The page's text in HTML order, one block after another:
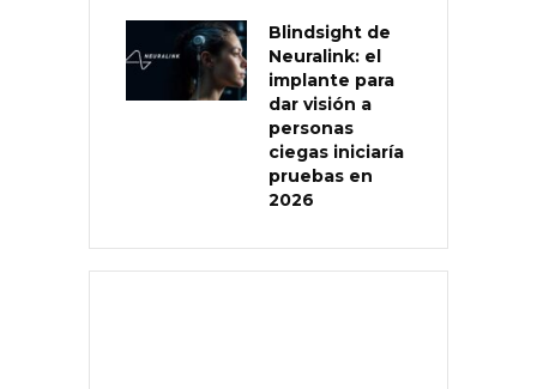
Blindsight de
Neuralink: el
implante para
dar visión a
personas
ciegas iniciaría
pruebas en
2026